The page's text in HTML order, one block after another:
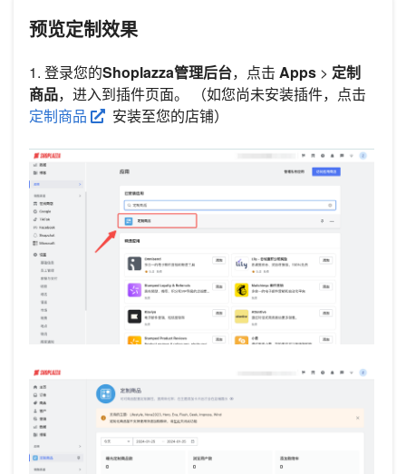
预览定制效果
1. 登录您的Shoplazza管理后台，点击 Apps > 定制
商品，进入到插件页面。 （如您尚未安装插件，点击
定制商品
安装至您的店铺）